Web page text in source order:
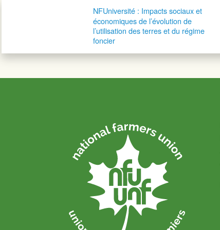
Navigation postaleNFUniversité : Impacts sociaux et
économiques de l’évolution de
l’utilisation des terres et du régime
foncier